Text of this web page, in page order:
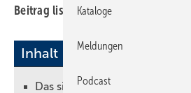
Beitrag listet aktuelle
Inhalt
Das sind die aktuellen
Kataloge
Meldungen
Podcast